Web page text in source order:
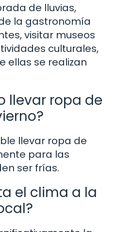
de lluvias,
la gastronomía
visitar museos
culturales,
ellas se realizan
llevar ropa de
llevar ropa de
para las
ser frías.
el clima a la